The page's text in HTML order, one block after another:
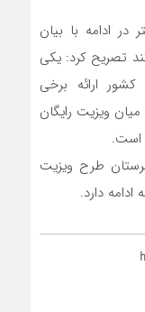
در ادامه با بیان
تصریح کرد: یکی
ارائه برخی
ویزیت رایگان
است.
طرح ویزیت
دارد.